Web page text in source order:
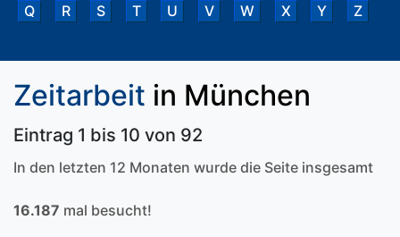
Q
R S T U V W X Y Z
Zeitarbeit in München
Eintrag 1 bis 10 von 92
In den letzten 12 Monaten wurde die Seite insgesamt
16.187 mal besucht!